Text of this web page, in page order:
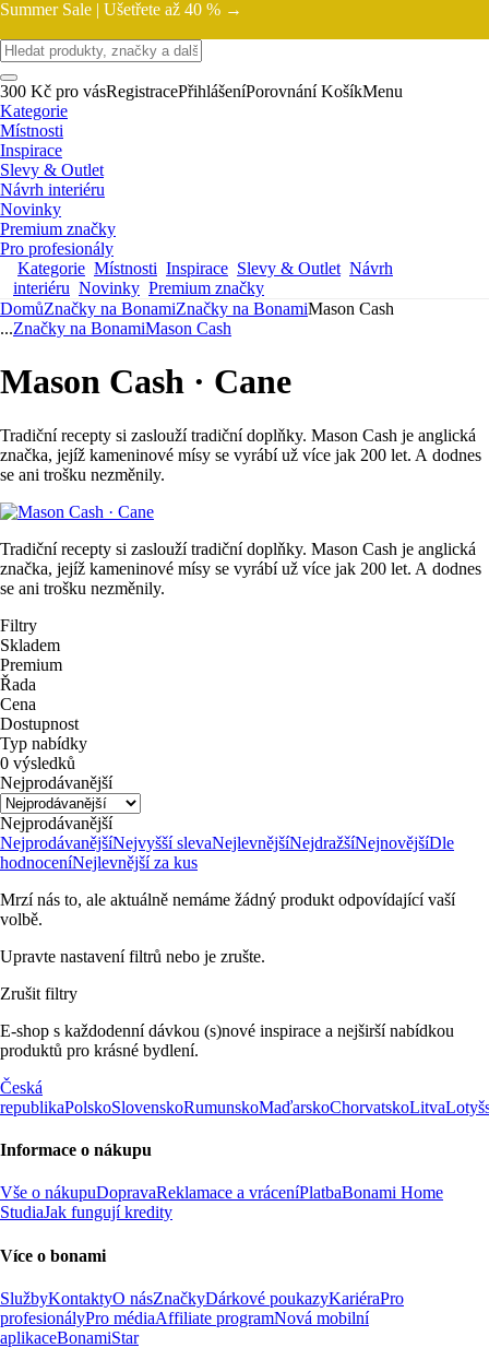
Summer Sale | Ušetřete až 40 % →
300 Kč pro vásRegistracePřihlášeníPorovnání KošíkMenu
Kategorie
Místnosti
Inspirace
Slevy & Outlet
Návrh interiéru
Novinky
Premium značky
Pro profesionály
Kategorie Místnosti Inspirace Slevy & Outlet Návrh
interiéru Novinky Premium značky
DomůZnačky na BonamiZnačky na BonamiMason Cash
...Značky na BonamiMason Cash
Mason Cash · Cane
Tradiční recepty si zaslouží tradiční doplňky. Mason Cash je anglická
značka, jejíž kameninové mísy se vyrábí už více jak 200 let. A dodnes
se ani trošku nezměnily.
Tradiční recepty si zaslouží tradiční doplňky. Mason Cash je anglická
značka, jejíž kameninové mísy se vyrábí už více jak 200 let. A dodnes
se ani trošku nezměnily.
Filtry
Skladem
Premium
Řada
Cena
Dostupnost
Typ nabídky
0 výsledků
Nejprodávanější
Nejprodávanější
NejprodávanějšíNejvyšší slevaNejlevnějšíNejdražšíNejnovějšíDle
hodnoceníNejlevnější za kus
Mrzí nás to, ale aktuálně nemáme žádný produkt odpovídající vaší
volbě.
Upravte nastavení filtrů nebo je zrušte.
Zrušit filtry
E-shop s každodenní dávkou (s)nové inspirace a nejširší nabídkou
produktů pro krásné bydlení.
Česká
republikaPolskoSlovenskoRumunskoMaďarskoChorvatskoLitva
Informace o nákupu
Vše o nákupuDopravaReklamace a vráceníPlatbaBonami Home
StudiaJak fungují kredity
Více o bonami
SlužbyKontaktyO násZnačkyDárkové poukazyKariéraPro
profesionályPro médiaAffiliate programNová mobilní
aplikaceBonamiStar